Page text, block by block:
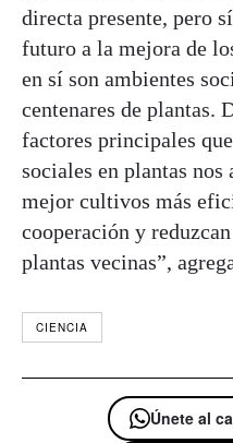
directa presente, pero
futuro a la mejora de
en sí son ambientes
centenares de plantas.
factores principales
sociales en plantas nos
mejor cultivos más
cooperación y
plantas vecinas”,
CIENCIA
Únete al